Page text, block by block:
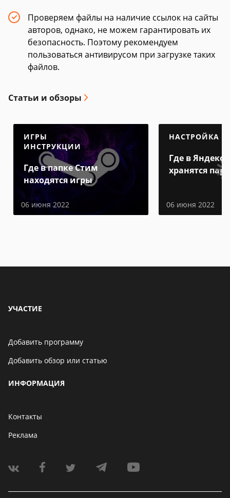
Проверяем файлы на наличие ссылок на сайты
авторов, однако, не можем гарантировать их
безопасность. Поэтому рекомендуем
пользоваться антивирусом при загрузке таких
файлов.
Статьи и обзоры
ИГРЫ
ИНСТРУКЦИИ
Где в папке Стим
находятся игры
06 июня 2022
НАСТРОЙКА
Где в Яндекс
хранятся
06 июня 2022
УЧАСТИЕ
Добавить программу
Добавить обзор или статью
ИНФОРМАЦИЯ
Контакты
Реклама